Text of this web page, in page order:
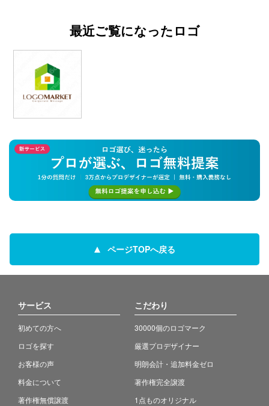
最近ご覧になったロゴ
ページTOPへ戻る
サービス
初めての方へ
ロゴを探す
お客様の声
料金について
著作権無償譲渡
こだわり
30000個のロゴマーク
厳選プロデザイナー
明朗会計・追加料金ゼロ
著作権完全譲渡
1点ものオリジナル